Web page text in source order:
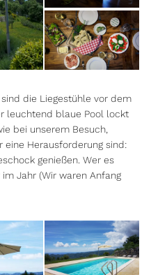
die Liegestühle vor dem
leuchtend blaue Pool lockt
bei unserem Besuch,
eine Herausforderung sind:
genießen. Wer es
Jahr (Wir waren Anfang